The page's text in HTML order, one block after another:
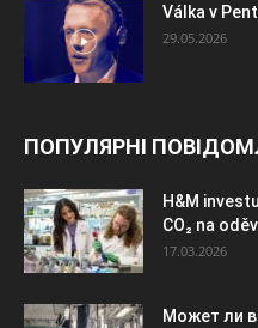
Válka v
29.05.2026
ПОПУЛЯРНІ
H&M
CO₂ na
17.03.2026
Может ли